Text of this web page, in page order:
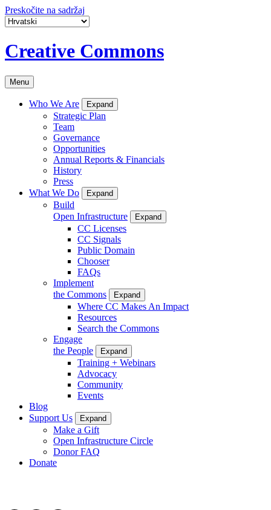
Preskočite na sadržaj
Creative Commons
Menu
Who We Are Expand
Strategic Plan
Team
Governance
Opportunities
Annual Reports & Financials
History
Press
What We Do
Expand
Build
Open Infrastructure
Expand
CC Licenses
CC Signals
Public Domain
Chooser
FAQs
Implement
the Commons
Expand
Where CC Makes An Impact
Resources
Search the Commons
Engage
the People
Expand
Training + Webinars
Advocacy
Community
Events
Blog
Support Us
Expand
Make a Gift
Open Infrastructure Circle
Donor FAQ
Donate